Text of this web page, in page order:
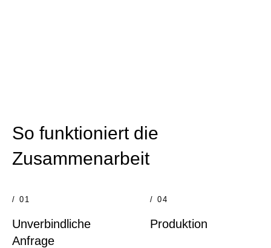
So funktioniert die
Zusammenarbeit
/ 01
Unverbindliche
Anfrage
/ 04
Produktion